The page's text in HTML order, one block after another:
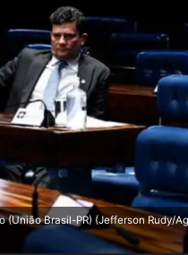
(União Brasil-PR) (Jefferson Rudy/